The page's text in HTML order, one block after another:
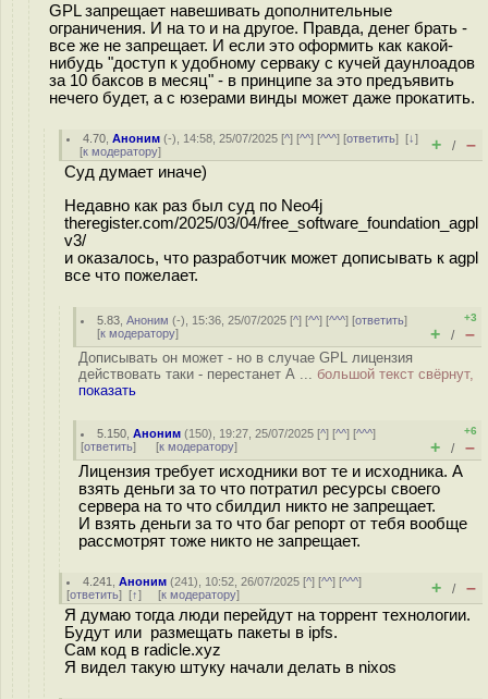
GPL запрещает навешивать дополнительные
ограничения. И на то и на другое. Правда, денег брать -
все же не запрещает. И если это оформить как какой-
нибудь "доступ к удобному серваку с кучей даунлоадов
за 10 баксов в месяц" - в принципе за это предъявить
нечего будет, а с юзерами винды может даже прокатить.
4.70 ,Аноним (-), 14:58, 25/07/2025 [^] [^^] [^^^] [ответить][↓]
[к модератору] + / –
Суд думает иначе)
Недавно как раз был суд по Neo4j
theregister.com/2025/03/04/free_software_foundation_agpl
v3/
и оказалось, что разработчик может дописывать к agpl
все что пожелает.
5.83 ,Аноним (-), 15:36, 25/07/2025 [^] [^^] [^^^] [ответить]
[к модератору]
+3
+ / –
Дописывать он может - но в случае GPL лицензия
действовать таки - перестанет А ... большой текст свёрнут,
показать
5.150 ,Аноним (150), 19:27, 25/07/2025 [^] [^^] [^^^]
[ответить] [к модератору]
+6
+ / –
Лицензия требует исходники вот те и исходника. А
взять деньги за то что потратил ресурсы своего
сервера на то что сбилдил никто не запрещает.
И взять деньги за то что баг репорт от тебя вообще
рассмотрят тоже никто не запрещает.
4.241 ,Аноним (241), 10:52, 26/07/2025 [^] [^^] [^^^]
[ответить] [↑] [к модератору] + / –
Я думаю тогда люди перейдут на торрент технологии.
Будут или размещать пакеты в ipfs.
Сам код в radicle.xyz
Я видел такую штуку начали делать в nixos